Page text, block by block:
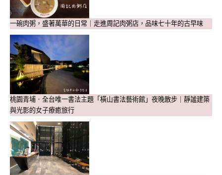
一碗肉粥，盛著萬華的日常｜走進周記肉粥店，品味七十年的古早味
桃園青埔．全台唯一書法主題「橫山書法藝術館」夜晚散步｜靜謐建築
與光影的女子療癒旅行